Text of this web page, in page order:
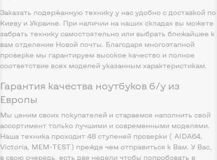
Заказать подержанную технику у нас удобно с доставкой по
Киеву и Украине. При наличии на наших складах вы можете
забрать технику самостоятельно или выбрать ближайшее к
вам отделение Новой почты. Благодаря многоэтапной
проверке мы гарантируем высокое качество и полное
соответствие всех моделей указанным характеристикам.
Гарантия качества ноутбуков б/у из
Европы
Мы ценим своих покупателей и стараемся наполнить свой
ассортимент только лучшими и современными моделями.
Наша техника проходит 48 ступеней проверки ( AIDA64,
Victoria, MEM-TEST) прежде чем отправиться к Вам. У Вас,
в свою очередь, есть две недели чтобы попробовать в